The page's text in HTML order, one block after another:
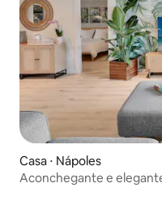
Casa ⋅ Nápoles
Aconchegante e